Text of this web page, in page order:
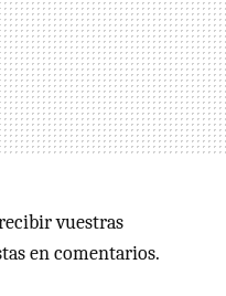
vuestras
en comentarios.